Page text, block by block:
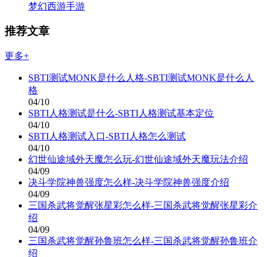
梦幻西游手游
推荐文章
更多+
SBTI测试MONK是什么人格-SBTI测试MONK是什么人
格
04/10
SBTI人格测试是什么-SBTI人格测试基本定位
04/10
SBTI人格测试入口-SBTI人格怎么测试
04/10
幻世仙途域外天魔怎么玩-幻世仙途域外天魔玩法介绍
04/09
决斗学院神兽强度怎么样-决斗学院神兽强度介绍
04/09
三国杀武将觉醒张星彩怎么样-三国杀武将觉醒张星彩介
绍
04/09
三国杀武将觉醒孙鲁班怎么样-三国杀武将觉醒孙鲁班介
绍